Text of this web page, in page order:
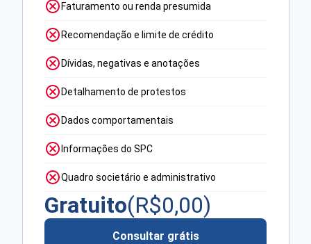
Faturamento ou renda presumida
Recomendação e limite de crédito
Dívidas, negativas e anotações
Detalhamento de protestos
Dados comportamentais
Informações do SPC
Quadro societário e administrativo
Gratuito(R$0,00)
Consultar grátis